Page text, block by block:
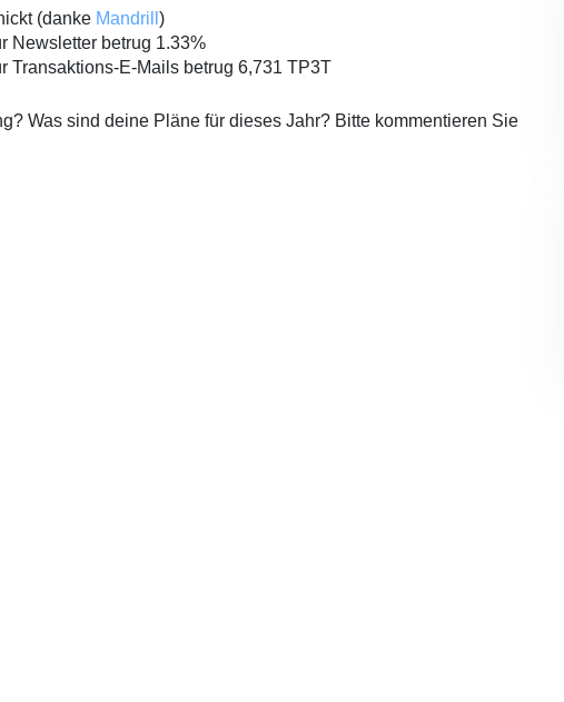
(danke Mandrill )
Newsletter betrug 1.33%
Transaktions-E-Mails betrug 6,731 TP3T
Was sind deine Pläne für dieses Jahr? Bitte kommentieren Sie